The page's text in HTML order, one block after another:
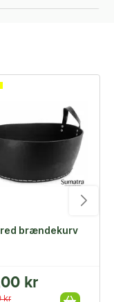
brændekurv
kr
kr